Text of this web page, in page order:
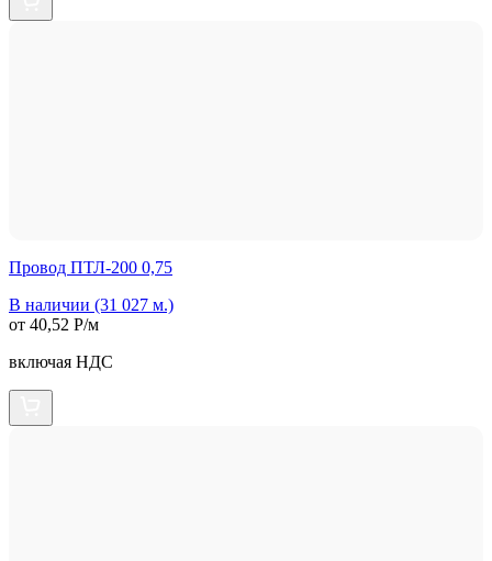
Провод ПТЛ-200 0,75
В наличии (31 027 м.)
от 40,52 Р/м
включая НДС